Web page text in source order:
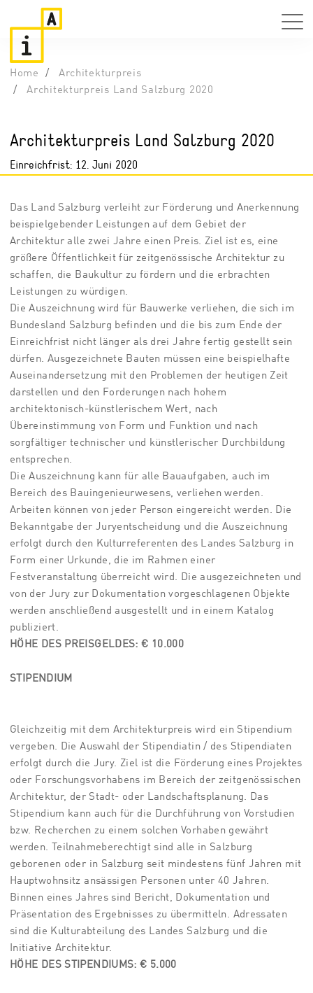
Home
Architekturpreis
Architekturpreis Land Salzburg 2020
Architekturpreis Land Salzburg 2020
Einreichfrist: 12. Juni 2020
Das Land Salzburg verleiht zur Förderung und Anerkennung
beispielgebender Leistungen auf dem Gebiet der
Architektur alle zwei Jahre einen Preis. Ziel ist es, eine
größere Öffentlichkeit für zeitgenössische Architektur zu
schaffen, die Baukultur zu fördern und die erbrachten
Leistungen zu würdigen.
Die Auszeichnung wird für Bauwerke verliehen, die sich im
Bundesland Salzburg befinden und die bis zum Ende der
Einreichfrist nicht länger als drei Jahre fertig gestellt sein
dürfen. Ausgezeichnete Bauten müssen eine beispielhafte
Auseinandersetzung mit den Problemen der heutigen Zeit
darstellen und den Forderungen nach hohem
architektonisch-künstlerischem Wert, nach
Übereinstimmung von Form und Funktion und nach
sorgfältiger technischer und künstlerischer Durchbildung
entsprechen.
Die Auszeichnung kann für alle Bauaufgaben, auch im
Bereich des Bauingenieurwesens, verliehen werden.
Arbeiten können von jeder Person eingereicht werden. Die
Bekanntgabe der Juryentscheidung und die Auszeichnung
erfolgt durch den Kulturreferenten des Landes Salzburg in
Form einer Urkunde, die im Rahmen einer
Festveranstaltung überreicht wird. Die ausgezeichneten und
von der Jury zur Dokumentation vorgeschlagenen Objekte
werden anschließend ausgestellt und in einem Katalog
publiziert.
HÖHE DES PREISGELDES: € 10.000
STIPENDIUM
Gleichzeitig mit dem Architekturpreis wird ein Stipendium
vergeben. Die Auswahl der Stipendiatin / des Stipendiaten
erfolgt durch die Jury. Ziel ist die Förderung eines Projektes
oder Forschungsvorhabens im Bereich der zeitgenössischen
Architektur, der Stadt- oder Landschaftsplanung. Das
Stipendium kann auch für die Durchführung von Vorstudien
bzw. Recherchen zu einem solchen Vorhaben gewährt
werden. Teilnahmeberechtigt sind alle in Salzburg
geborenen oder in Salzburg seit mindestens fünf Jahren mit
Hauptwohnsitz ansässigen Personen unter 40 Jahren.
Binnen eines Jahres sind Bericht, Dokumentation und
Präsentation des Ergebnisses zu übermitteln. Adressaten
sind die Kulturabteilung des Landes Salzburg und die
Initiative Architektur.
HÖHE DES STIPENDIUMS: € 5.000